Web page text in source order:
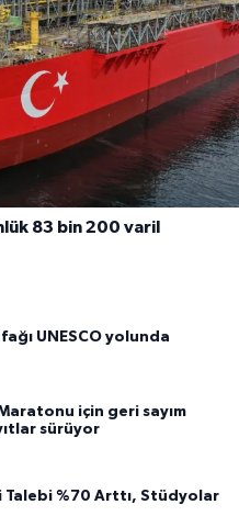
83 bin 200 varil
UNESCO yolunda
için geri sayım
sürüyor
Talebi %70 Arttı, Stüdyolar